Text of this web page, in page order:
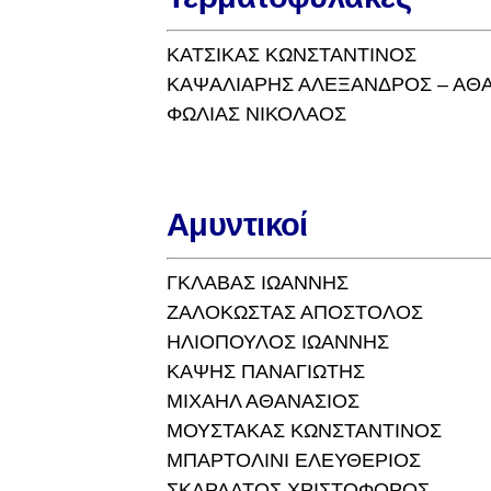
ΚΑΤΣΙΚΑΣ ΚΩΝΣΤΑΝΤΙΝΟΣ
ΚΑΨΑΛΙΑΡΗΣ ΑΛΕΞΑΝΔΡΟΣ –
ΦΩΛΙΑΣ ΝΙΚΟΛΑΟΣ
Αμυντικοί
ΓΚΛΑΒΑΣ ΙΩΑΝΝΗΣ
ΖΑΛΟΚΩΣΤΑΣ ΑΠΟΣΤΟΛΟΣ
ΗΛΙΟΠΟΥΛΟΣ ΙΩΑΝΝΗΣ
ΚΑΨΗΣ ΠΑΝΑΓΙΩΤΗΣ
ΜΙΧΑΗΛ ΑΘΑΝΑΣΙΟΣ
ΜΟΥΣΤΑΚΑΣ ΚΩΝΣΤΑΝΤΙΝΟΣ
ΜΠΑΡΤΟΛΙΝΙ ΕΛΕΥΘΕΡΙΟΣ